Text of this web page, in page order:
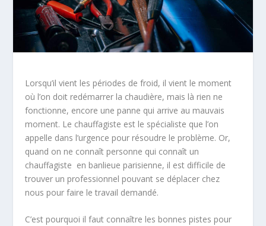
Lorsqu’il vient les périodes de froid, il vient le moment
où l’on doit redémarrer la chaudière, mais là rien ne
fonctionne, encore une panne qui arrive au mauvais
moment. Le chauffagiste est le spécialiste que l’on
appelle dans l’urgence pour résoudre le problème. Or,
quand on ne connaît personne qui connaît un
chauffagiste en banlieue parisienne, il est difficile de
trouver un professionnel pouvant se déplacer chez
nous pour faire le travail demandé.
C’est pourquoi il faut connaître les bonnes pistes pour